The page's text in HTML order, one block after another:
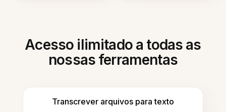
Acesso ilimitado a todas as
nossas ferramentas
Transcrever arquivos para texto